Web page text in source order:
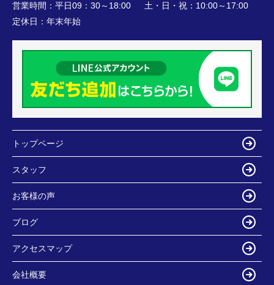
営業時間： 平日09：30～18:00 土・日・祝：10:00～17:00
定休日： 年末年始
トップページ
スタッフ
お客様の声
ブログ
アクセスマップ
会社概要